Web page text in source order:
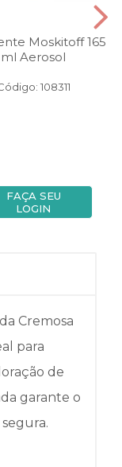
Moskitoff 165
ml Aerosol
108311
FAÇA SEU
LOGIN
Cremosa
para
de
garante o